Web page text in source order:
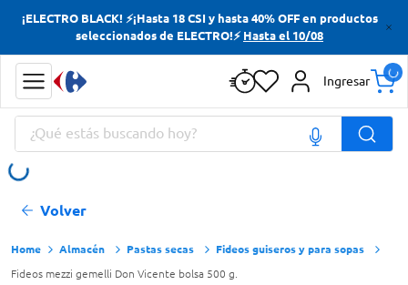
¡ELECTRO BLACK! ⚡¡Hasta 18 CSI y hasta 40% OFF en productos
seleccionados de ELECTRO!⚡ Hasta el 10/08
Ingresar
¿Qué estás buscando hoy?
Volver
Almacén Pastas secas Fideos guiseros y para sopas
Fideos mezzi gemelli Don Vicente bolsa 500 g.
Términos más buscados
Yerba
Cerveza
Papas Fritas
Términos más buscados
Yerba
Cerveza
Papas Fritas